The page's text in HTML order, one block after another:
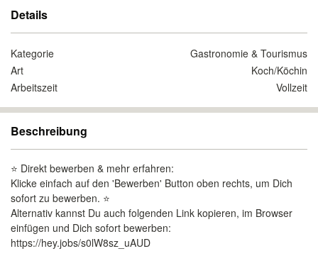
Details
Kategorie
Gastronomie & Tourismus
Art
Koch/Köchin
Arbeitszeit
Vollzeit
Beschreibung
⭐ Direkt bewerben & mehr erfahren:
Klicke einfach auf den 'Bewerben' Button oben rechts, um Dich
sofort zu bewerben. ⭐️
Alternativ kannst Du auch folgenden Link kopieren, im Browser
einfügen und Dich sofort bewerben:
https://hey.jobs/s0lW8sz_uAUD